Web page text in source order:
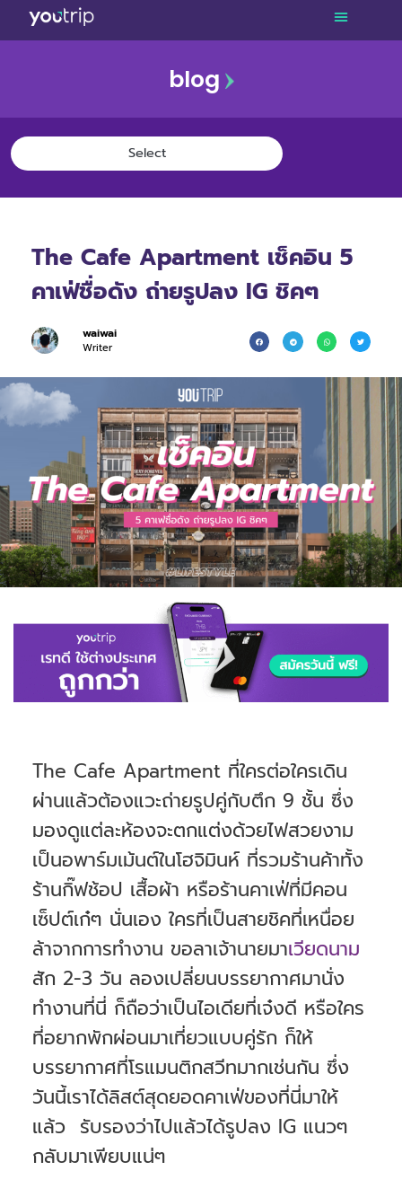
blog
The Cafe Apartment เช็คอิน 5
คาเฟ่ชื่อดัง ถ่ายรูปลง IG ชิคๆ
waiwai
Writer
The Cafe Apartment ที่ใครต่อใครเดิน
ผ่านแล้วต้องแวะถ่ายรูปคู่กับตึก 9 ชั้น ซึ่ง
มองดูแต่ละห้องจะตกแต่งด้วยไฟสวยงาม
เป็นอพาร์มเม้นต์ในโฮจิมินห์ ที่รวมร้านค้าทั้ง
ร้านกิ๊ฟช้อป เสื้อผ้า หรือร้านคาเฟ่ที่มีคอน
เซ็ปต์เก๋ๆ นั่นเอง ใครที่เป็นสายชิคที่เหนื่อย
ล้าจากการทำงาน ขอลาเจ้านายมาเวียดนาม
สัก 2-3 วัน ลองเปลี่ยนบรรยากาศมานั่ง
ทำงานที่นี่ ก็ถือว่าเป็นไอเดียที่เจ๋งดี หรือใคร
ที่อยากพักผ่อนมาเที่ยวแบบคู่รัก ก็ให้
บรรยากาศที่โรแมนติกสวีทมากเช่นกัน ซึ่ง
วันนี้เราได้ลิสต์สุดยอดคาเฟ่ของที่นี่มาให้
แล้ว รับรองว่าไปแล้วได้รูปลง IG แนวๆ
กลับมาเพียบแน่ๆ